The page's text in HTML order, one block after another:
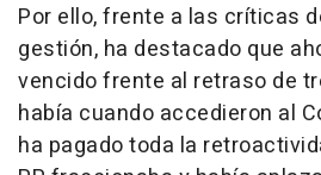
Por ello, frente a las críticas
gestión, ha destacado que
vencido frente al retraso de
había cuando accedieron al
ha pagado toda la